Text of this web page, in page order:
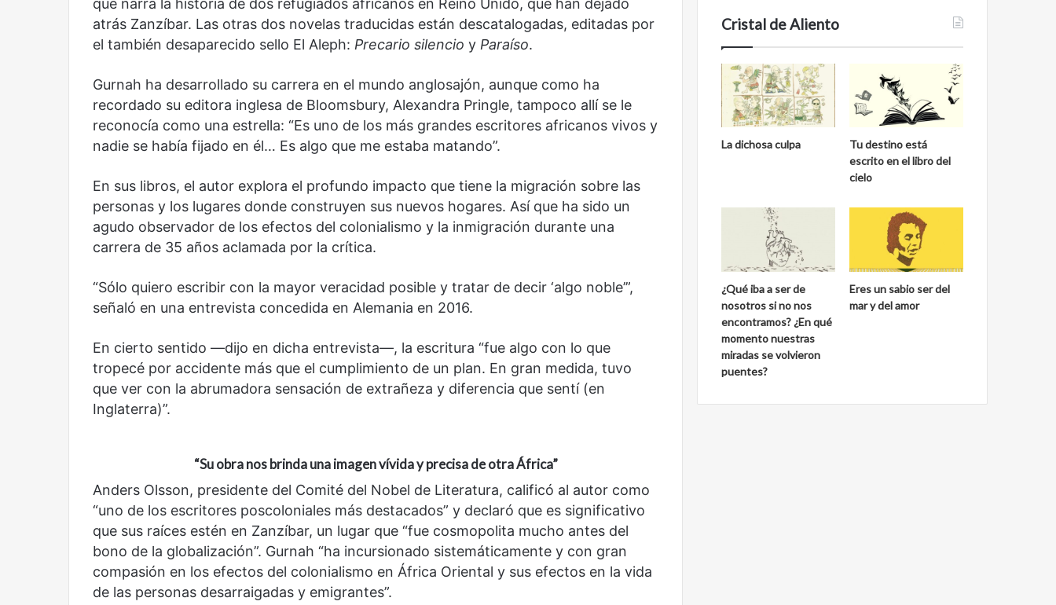
que narra la historia de dos refugiados africanos en Reino Unido, que han dejado
atrás Zanzíbar. Las otras dos novelas traducidas están descatalogadas, editadas por
el también desaparecido sello El Aleph: Precario silencio y Paraíso.
Gurnah ha desarrollado su carrera en el mundo anglosajón, aunque como ha
recordado su editora inglesa de Bloomsbury, Alexandra Pringle, tampoco allí se le
reconocía como una estrella: “Es uno de los más grandes escritores africanos vivos y
nadie se había fijado en él… Es algo que me estaba matando”.
En sus libros, el autor explora el profundo impacto que tiene la migración sobre las
personas y los lugares donde construyen sus nuevos hogares. Así que ha sido un
agudo observador de los efectos del colonialismo y la inmigración durante una
carrera de 35 años aclamada por la crítica.
“Sólo quiero escribir con la mayor veracidad posible y tratar de decir ‘algo noble’”,
señaló en una entrevista concedida en Alemania en 2016.
En cierto sentido —dijo en dicha entrevista—, la escritura “fue algo con lo que
tropecé por accidente más que el cumplimiento de un plan. En gran medida, tuvo
que ver con la abrumadora sensación de extrañeza y diferencia que sentí (en
Inglaterra)”.
“Su obranos brinda una imagen vívida y precisa de otra África”
Anders Olsson, presidente del Comité del Nobel de Literatura, calificó al autor como
“uno de los escritores poscoloniales más destacados” y declaró que es significativo
que sus raíces estén en Zanzíbar, un lugar que “fue cosmopolita mucho antes del
bono de la globalización”. Gurnah “ha incursionado sistemáticamente y con gran
compasión en los efectos del colonialismo en África Oriental y sus efectos en la vida
de las personas desarraigadas y emigrantes”.
Cristal de Aliento
La dichosa culpa
Tu destino está
escrito en el libro del
cielo
¿Qué iba a ser de
nosotros si no nos
encontramos? ¿En qué
momento nuestras
miradas se volvieron
puentes?
Eres un sabio ser del
mar y del amor